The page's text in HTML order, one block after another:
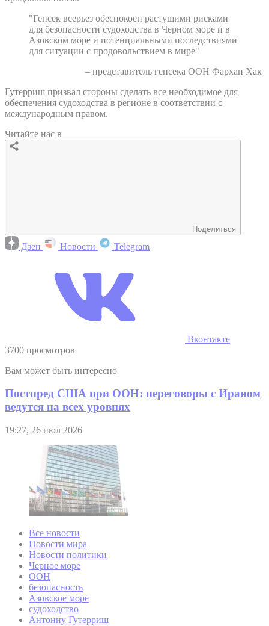
"Генсек всерьез обеспокоен растущими рисками
для безопасности судоходства в Черном море и в
Азовском море и потенциальными последствиями
для ситуации с продовольствием в мире"
– представитель генсека ООН Фархан Хак
Гутерриш призвал стороны сделать все необходимое для
обеспечения судоходства в регионе в соответствии с
международным правом.
Читайте нас в
Поделиться
Дзен Новости Telegram
Вконтакте
3700 просмотров
Вам может быть интересно
Постпред США при ООН: переговоры с Ираном
ведутся на всех уровнях
19:27, 26 июл 2026
Все новости
Новости мира
Новости политики
Черное море
ООН
безопасность
Азовское море
судоходство
Антониу Гутерриш